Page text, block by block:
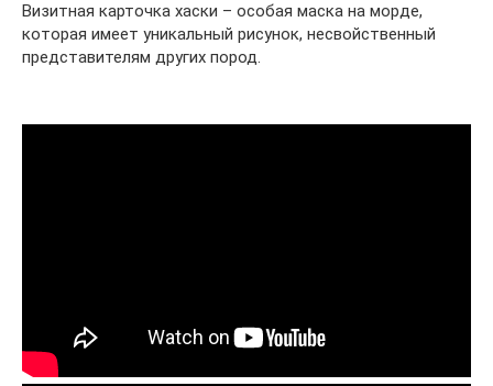
Визитная карточка хаски – особая маска на морде,
которая имеет уникальный рисунок, несвойственный
представителям других пород.